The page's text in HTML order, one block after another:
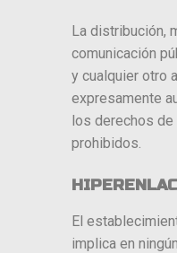
La distribución,
comunicación
y cualquier otro
expresamente
los derechos de
prohibidos.
El
implica en